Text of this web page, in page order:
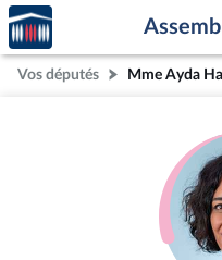
Aller au contenu
Aller en bas de la page
Accèder
à la
page
d'accueil
Vos députés